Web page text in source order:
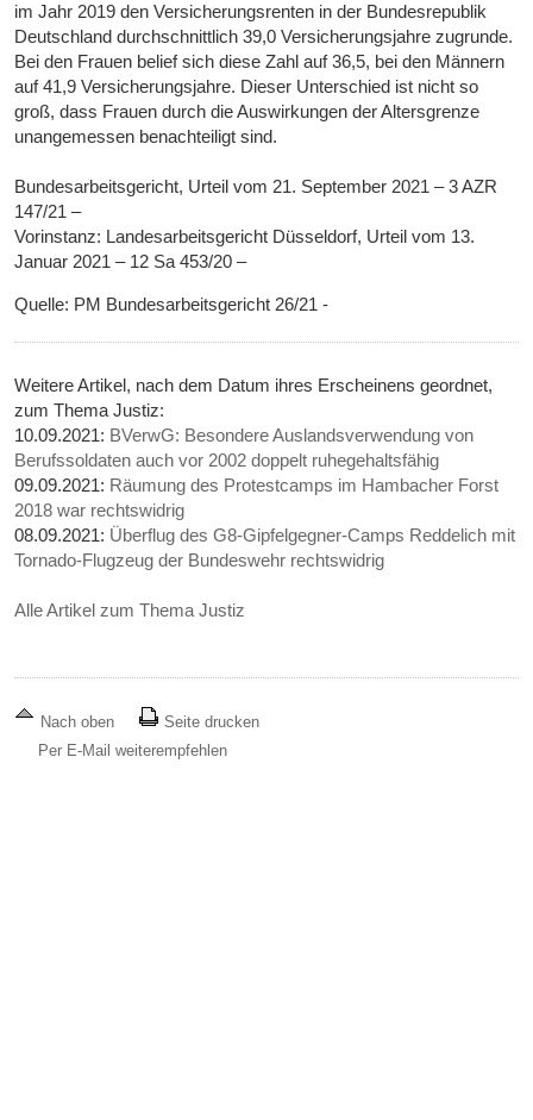
im Jahr 2019 den Versicherungsrenten in der Bundesrepublik
Deutschland durchschnittlich 39,0 Versicherungsjahre zugrunde.
Bei den Frauen belief sich diese Zahl auf 36,5, bei den Männern
auf 41,9 Versicherungsjahre. Dieser Unterschied ist nicht so
groß, dass Frauen durch die Auswirkungen der Altersgrenze
unangemessen benachteiligt sind.
Bundesarbeitsgericht, Urteil vom 21. September 2021 – 3 AZR
147/21 –
Vorinstanz: Landesarbeitsgericht Düsseldorf, Urteil vom 13.
Januar 2021 – 12 Sa 453/20 –
Quelle: PM Bundesarbeitsgericht 26/21 -
Weitere Artikel, nach dem Datum ihres Erscheinens geordnet,
zum Thema Justiz:
10.09.2021: BVerwG: Besondere Auslandsverwendung von
Berufssoldaten auch vor 2002 doppelt ruhegehaltsfähig
09.09.2021: Räumung des Protestcamps im Hambacher Forst
2018 war rechtswidrig
08.09.2021: Überflug des G8-Gipfelgegner-Camps Reddelich mit
Tornado-Flugzeug der Bundeswehr rechtswidrig
Alle Artikel zum Thema Justiz
Nach oben
Seite drucken
Per E-Mail weiterempfehlen